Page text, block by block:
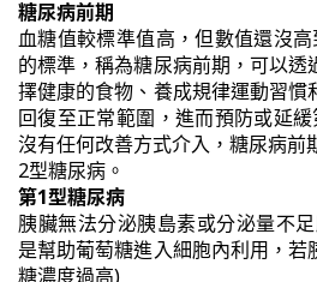
糖尿病前期
血糖值較標準值高，但數值還沒
的標準，稱為糖尿病前期，可以
擇健康的食物、養成規律運動習慣
回復至正常範圍，進而預防或延
沒有任何改善方式介入，糖尿病前
2型糖尿病。
第1型糖尿病
胰臟無法分泌胰島素或分泌量不
是幫助葡萄糖進入細胞內利用，若
糖濃度過高)